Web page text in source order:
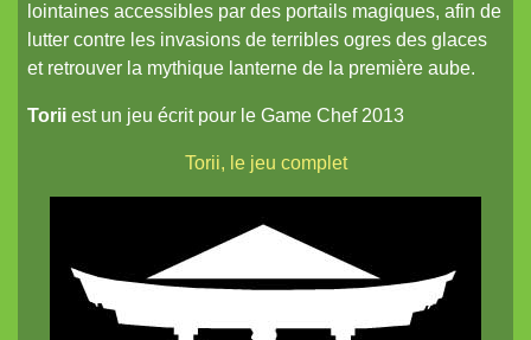
Princes & Vagabonds
Silver Pumpkin
lointaines accessibles par des portails magiques, afin de
lutter contre les invasions de terribles ogres des glaces
et retrouver la mythique lanterne de la première aube.
Torii est un jeu écrit pour le Game Chef 2013
Torii, le jeu complet